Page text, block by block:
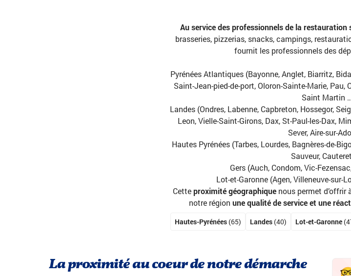
Au service des professionnels de la
brasseries, pizzerias, snacks, campings,
fournit les professionnels des
Pyrénées Atlantiques (Bayonne, Anglet, Biarritz,
Saint-Jean-pied-de-port,Oloron-Sainte-Marie, Pau,
Saint Martin
Landes (Ondres, Labenne, Capbreton, Hossegor,
Leon, Vielle-Saint-Girons, Dax, St-Paul-les-Dax,
Sever, Aire-sur-
Hautes Pyrénées (Tarbes, Lourdes, Bagnères-de-
Sauveur,
Gers (Auch, Condom, Vic-
Lot-et-Garonne (Agen, Villeneuve-sur-
Cetteproximité géographique nous permet
notre région une qualité de service et une
Hautes-Pyrénées(65) Landes(40) Lot-et-Garonne
La proximité au coeur de notre démarche